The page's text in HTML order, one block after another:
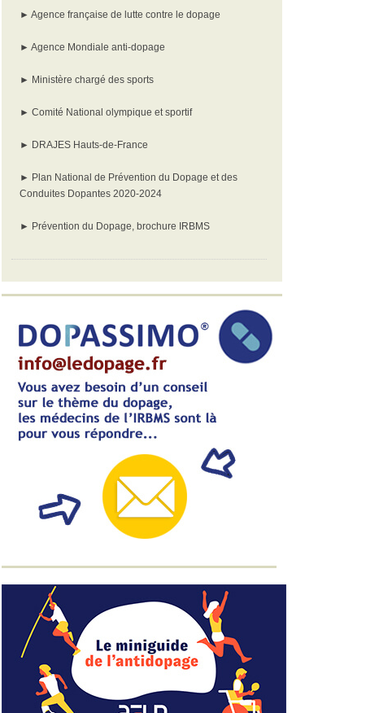
► Agence française de lutte contre le dopage
► Agence Mondiale anti-dopage
► Ministère chargé des sports
► Comité National olympique et sportif
► DRAJES Hauts-de-France
► Plan National de Prévention du Dopage et des
Conduites Dopantes 2020-2024
► Prévention du Dopage, brochure IRBMS